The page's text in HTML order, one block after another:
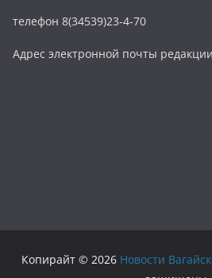
телефон 8(34539)23-4-70
Адрес электронной почты
Копирайт © 2026 Новости